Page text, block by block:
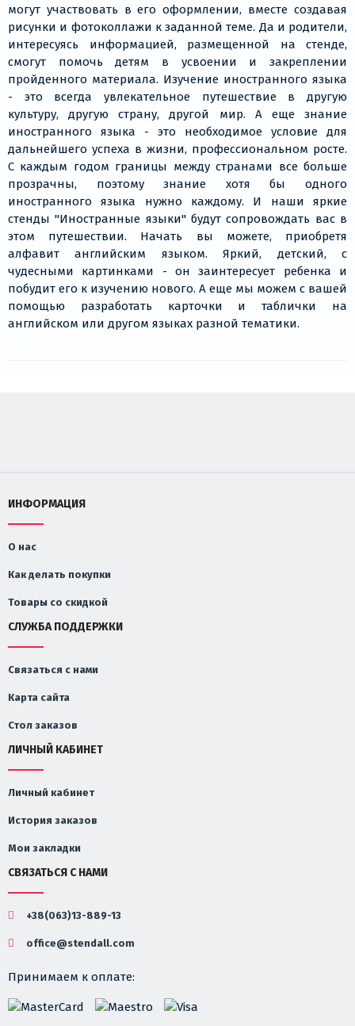
могут участвовать в его оформлении, вместе создавая
рисунки и фотоколлажи к заданной теме. Да и родители,
интересуясь информацией, размещенной на стенде,
смогут помочь детям в усвоении и закреплении
пройденного материала. Изучение иностранного языка
- это всегда увлекательное путешествие в другую
культуру, другую страну, другой мир. А еще знание
иностранного языка - это необходимое условие для
дальнейшего успеха в жизни, профессиональном росте.
С каждым годом границы между странами все больше
прозрачны, поэтому знание хотя бы одного
иностранного языка нужно каждому. И наши яркие
стенды "Иностранные языки" будут сопровождать вас в
этом путешествии. Начать вы можете, приобретя
алфавит английским языком. Яркий, детский, с
чудесными картинками - он заинтересует ребенка и
побудит его к изучению нового. А еще мы можем с вашей
помощью разработать карточки и таблички на
английском или другом языках разной тематики.
ИНФОРМАЦИЯ
О нас
Как делать покупки
Товары со скидкой
СЛУЖБА ПОДДЕРЖКИ
Связаться с нами
Карта сайта
Стол заказов
ЛИЧНЫЙ КАБИНЕТ
Личный кабинет
История заказов
Мои закладки
СВЯЗАТЬСЯ С НАМИ
+38(063)13-889-13
office@stendall.com
Принимаем к оплате: